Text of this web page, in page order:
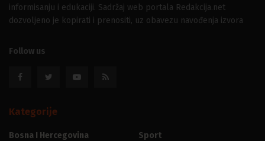
informisanju i edukaciji. Sadržaj web portala Redakcija.net
dozvoljeno je kopirati i prenositi, uz obavezu navođenja izvora
Follow us
Kategorije
Bosna I Hercegovina
Sport